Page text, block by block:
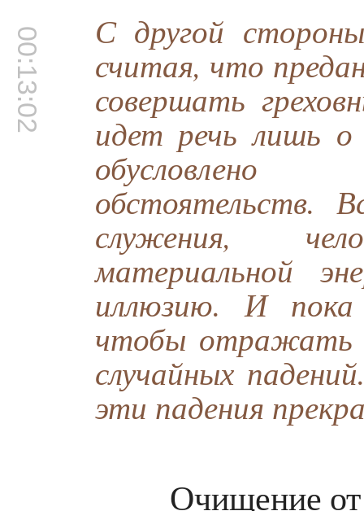
00:13:02 С другой
считая, что
совершать
идет речь лишь о
обстоятельств.
служения,
материальной
иллюзию. И пока
чтобы отражать
случайных
эти падения
Очищение